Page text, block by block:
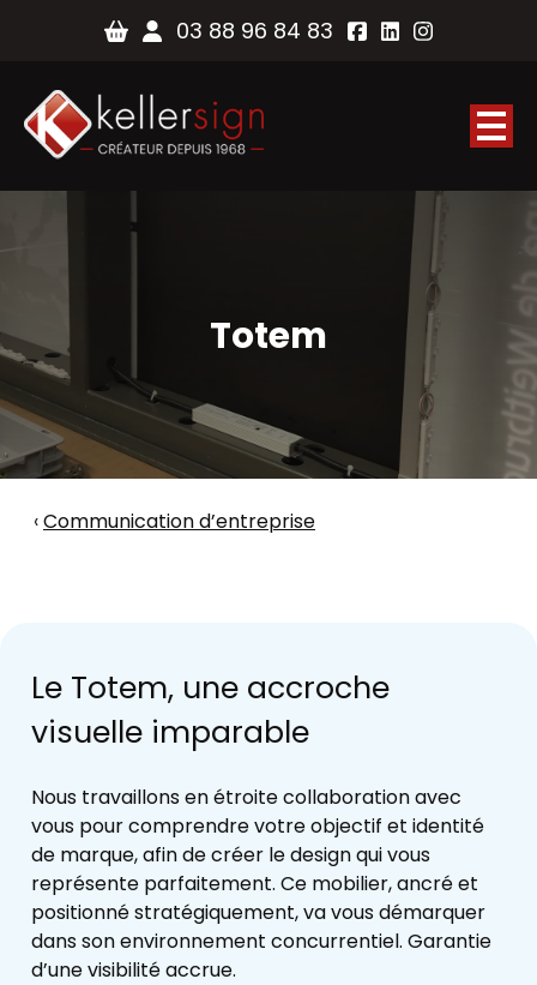
03 88 96 84 83
Totem
Communication d’entreprise
Le Totem, une accroche
visuelle imparable
Nous travaillons en étroite collaboration avec
vous pour comprendre votre objectif et identité
de marque, afin de créer le design qui vous
représente parfaitement. Ce mobilier, ancré et
positionné stratégiquement, va vous démarquer
dans son environnement concurrentiel. Garantie
d’une visibilité accrue.